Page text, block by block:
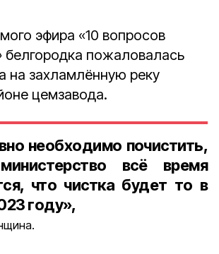
эфира «10 вопросов
белгородка пожаловалась
на захламлённую реку
цемзавода.
необходимо почистить,
всё время
что чистка будет то в
году»,